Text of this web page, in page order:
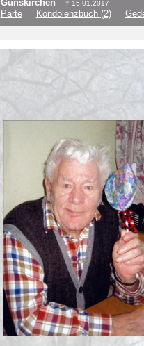
Gunskirchen
† 15.01.2017
Parte Kondolenzbuch (2)